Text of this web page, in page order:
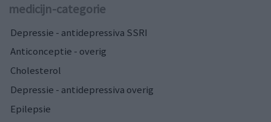
medicijn-categorie
Depressie - antidepressiva SSRI
Anticonceptie - overig
Cholesterol
Depressie - antidepressiva overig
Epilepsie